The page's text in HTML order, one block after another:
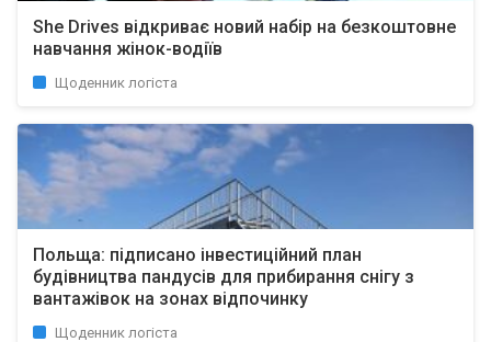
She Drives відкриває новий набір на безкоштовне
навчання жінок-водіїв
Щоденник логіста
Польща: підписано інвестиційний план
будівництва пандусів для прибирання снігу з
вантажівок на зонах відпочинку
Щоденник логіста